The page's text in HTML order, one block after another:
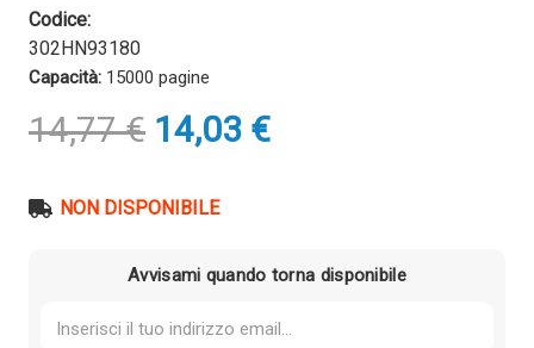
Codice:
302HN93180
Capacità: 15000 pagine
14,77€ Il
prezzo
era:
14,03 €Il
prezzo
NON DISPONIBILE
Avvisami quando torna disponibile